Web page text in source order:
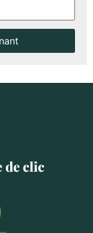
de clic